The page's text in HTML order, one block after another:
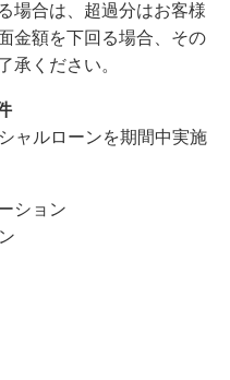
場合は、超過分はお客様
金額を下回る場合、その
承ください。
ャルローンを期間中実施
ション